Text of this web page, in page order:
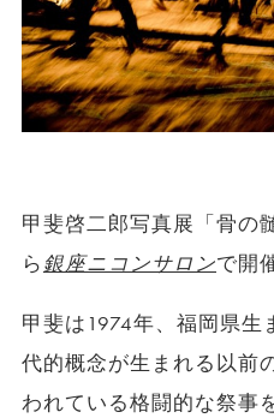
甲斐啓二郎写真展「骨の
ら銀座ニコンサロンで開
甲斐は1974年、福岡県生
代的概念が生まれる以前
われている格闘的な祭事